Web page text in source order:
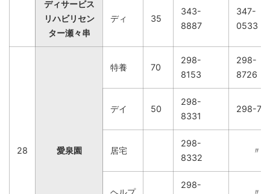
ディサービス
リハビリセン
ター瀬々串
ディ 35
343-
8887
347-
0533
28 愛泉園
特養 70
298-
8153
298-
8726
デイ 50
298-
8331
298-
居宅
298-
8332
〃
ヘルプ
298-
〃